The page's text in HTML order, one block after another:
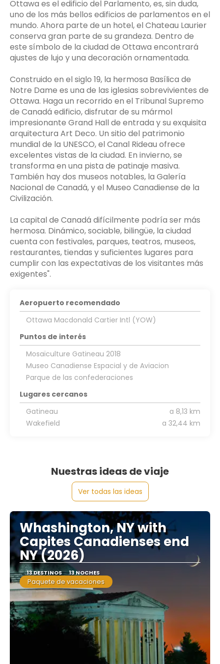
Ottawa es el edificio del Parlamento, es, sin duda,
uno de los más bellos edificios de parlamentos en el
mundo. Ahora parte de un hotel, el Chateau Laurier
conserva gran parte de su grandeza. Dentro de
este símbolo de la ciudad de Ottawa encontrará
ajustes de lujo y una decoración ornamentada.
Construido en el siglo 19, la hermosa Basílica de
Notre Dame es una de las iglesias sobrevivientes de
Ottawa. Haga un recorrido en el Tribunal Supremo
de Canadá edificio, disfrutar de su mármol
impresionante Grand Hall de entrada y su exquisita
arquitectura Art Deco. Un sitio del patrimonio
mundial de la UNESCO, el Canal Rideau ofrece
excelentes vistas de la ciudad. En invierno, se
transforma en una pista de patinaje masiva.
También hay dos museos notables, la Galería
Nacional de Canadá, y el Museo Canadiense de la
Civilización.
La capital de Canadá difícilmente podría ser más
hermosa. Dinámico, sociable, bilingüe, la ciudad
cuenta con festivales, parques, teatros, museos,
restaurantes, tiendas y suficientes lugares para
cumplir con las expectativas de los visitantes más
Aeropuerto recomendado
Ottawa Macdonald Cartier Intl (YOW)
Puntos de interés
Mosaïculture Gatineau 2018
Museo Canadiense Espacial y de Aviacion
Parque de las confederaciones
Lugares cercanos
Gatineau
a 8,13 km
Wakefield
a 32,44 km
Nuestras ideas de viaje
Ver todas las ideas
Whashington, NY with
Capites Canadienses end
NY (2026)
13 DESTINOS 13 NOCHES
Paquete de vacaciones